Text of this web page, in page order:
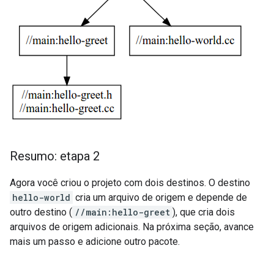
Resumo: etapa 2
Agora você criou o projeto com dois destinos. O destino
hello-world cria um arquivo de origem e depende de
outro destino ( //main:hello-greet ), que cria dois
arquivos de origem adicionais. Na próxima seção, avance
mais um passo e adicione outro pacote.